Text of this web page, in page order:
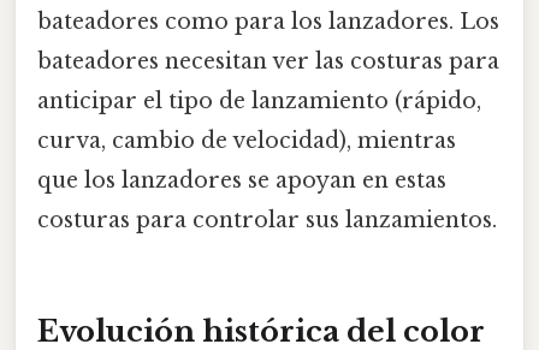
bateadores como para los lanzadores. Los
bateadores necesitan ver las costuras para
anticipar el tipo de lanzamiento (rápido,
curva, cambio de velocidad), mientras
que los lanzadores se apoyan en estas
costuras para controlar sus lanzamientos.
Evolución histórica del color